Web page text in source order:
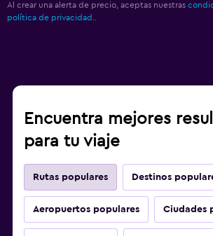
Al crear una alerta de precio, aceptas nuestras
política de privacidad.
Encuentra mejores
para tu viaje
Rutas populares Destinos
Aeropuertos populares Ciudades